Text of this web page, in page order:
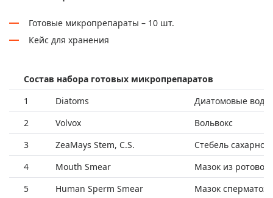
Готовые микропрепараты – 10 шт.
Кейс для хранения
Состав набора готовых микропрепаратов
1
Diatoms
Диатомовые
2
Volvox
Вольвокс
3
ZeaMays Stem, C.S.
Стебель
4
Mouth Smear
Мазок из ротовой
5
Human Sperm Smear
Мазок